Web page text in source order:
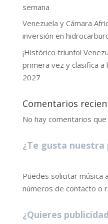
semana
Venezuela y Cámara
inversión en
¡Histórico triunfo!
primera vez y clasifica a
2027
Comentarios
No hay comentarios
¿Te gusta
Puedes solicitar música
números de contacto o
¿Quieres